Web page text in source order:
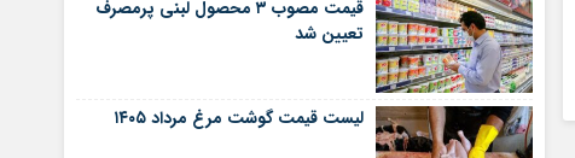
قیمت مصوب ۳ محصول لبنی پرمصرف
تعیین شد
لیست قیمت گوشت مرغ مرداد ۱۴۰۵